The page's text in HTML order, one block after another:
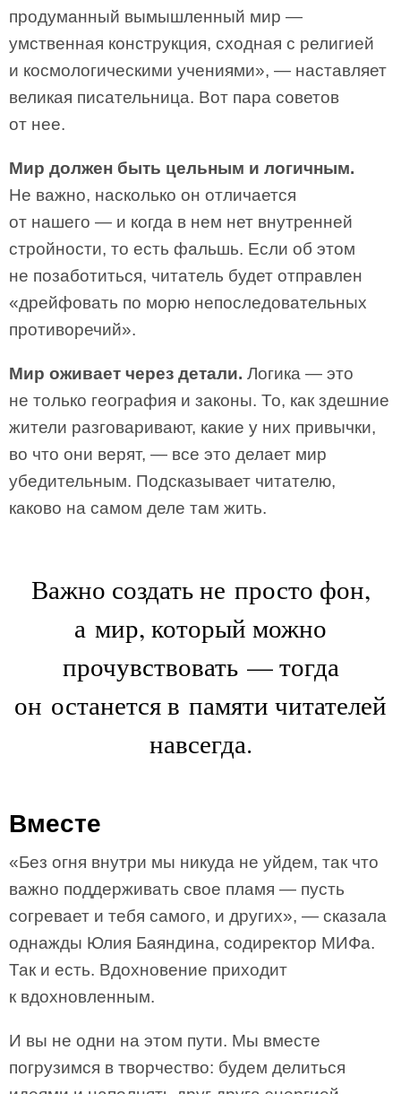
продуманный вымышленный мир —
умственная конструкция, сходная с религией
и космологическими учениями», — наставляет
великая писательница. Вот пара советов
от нее.
Мир должен быть цельным и логичным.
Не важно, насколько он отличается
от нашего — и когда в нем нет внутренней
стройности, то есть фальшь. Если об этом
не позаботиться, читатель будет отправлен
«дрейфовать по морю непоследовательных
противоречий».
Мир оживает через детали. Логика — это
не только география и законы. То, как здешние
жители разговаривают, какие у них привычки,
во что они верят, — все это делает мир
убедительным. Подсказывает читателю,
каково на самом деле там жить.
Важно создать не просто фон,
а мир, который можно
прочувствовать — тогда
он останется в памяти читателей
навсегда.
Вместе
«Без огня внутри мы никуда не уйдем, так что
важно поддерживать свое пламя — пусть
согревает и тебя самого, и других», — сказала
однажды Юлия Баяндина, содиректор МИФа.
Так и есть. Вдохновение приходит
к вдохновленным.
И вы не одни на этом пути. Мы вместе
погрузимся в творчество: будем делиться